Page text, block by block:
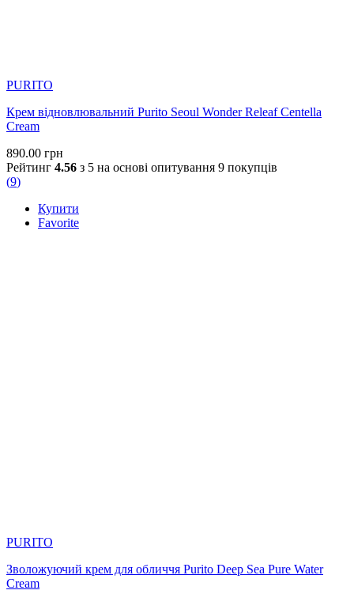
PURITO
Крем відновлювальний Purito Seoul Wonder Releaf Centella
Cream
890.00 грн
Рейтинг 4.56 з 5 на основі опитування 9 покупців
(9)
Купити
Favorite
PURITO
Зволожуючий крем для обличчя Purito Deep Sea Pure Water
Cream